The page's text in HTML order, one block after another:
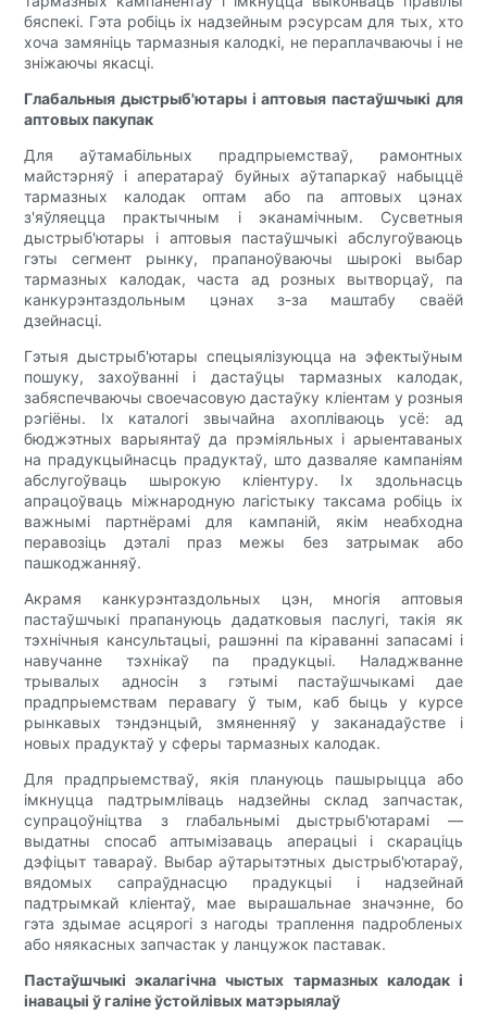
бяспекі. Гэта робіць іх надзейным рэсурсам для тых, хто
хоча замяніць тармазныя калодкі, не пераплачваючы і не
зніжаючы якасці.
Глабальныя дыстрыб'ютары і аптовыя пастаўшчыкі для
аптовых пакупак
Для аўтамабільных прадпрыемстваў, рамонтных
майстэрняў і аператараў буйных аўтапаркаў набыццё
тармазных калодак оптам або па аптовых цэнах
з'яўляецца практычным і эканамічным. Сусветныя
дыстрыб'ютары і аптовыя пастаўшчыкі абслугоўваюць
гэты сегмент рынку, прапаноўваючы шырокі выбар
тармазных калодак, часта ад розных вытворцаў, па
канкурэнтаздольным цэнах з-за маштабу сваёй
дзейнасці.
Гэтыя дыстрыб'ютары спецыялізуюцца на эфектыўным
пошуку, захоўванні і дастаўцы тармазных калодак,
забяспечваючы своечасовую дастаўку кліентам у розныя
рэгіёны. Іх каталогі звычайна ахопліваюць усё: ад
бюджэтных варыянтаў да прэміяльных і арыентаваных
на прадукцыйнасць прадуктаў, што дазваляе кампаніям
абслугоўваць шырокую кліентуру. Іх здольнасць
апрацоўваць міжнародную лагістыку таксама робіць іх
важнымі партнёрамі для кампаній, якім неабходна
перавозіць дэталі праз межы без затрымак або
пашкоджанняў.
Акрамя канкурэнтаздольных цэн, многія аптовыя
пастаўшчыкі прапануюць дадатковыя паслугі, такія як
тэхнічныя кансультацыі, рашэнні па кіраванні запасамі і
навучанне тэхнікаў па прадукцыі. Наладжванне
трывалых адносін з гэтымі пастаўшчыкамі дае
прадпрыемствам перавагу ў тым, каб быць у курсе
рынкавых тэндэнцый, змяненняў у заканадаўстве і
новых прадуктаў у сферы тармазных калодак.
Для прадпрыемстваў, якія плануюць пашырыцца або
імкнуцца падтрымліваць надзейны склад запчастак,
супрацоўніцтва з глабальнымі дыстрыб'ютарамі —
выдатны спосаб аптымізаваць аперацыі і скараціць
дэфіцыт тавараў. Выбар аўтарытэтных дыстрыб'ютараў,
вядомых сапраўднасцю прадукцыі і надзейнай
падтрымкай кліентаў, мае вырашальнае значэнне, бо
гэта здымае асцярогі з нагоды траплення падробленых
або няякасных запчастак у ланцужок паставак.
Пастаўшчыкі экалагічна чыстых тармазных калодак і
інавацыі ў галіне ўстойлівых матэрыялаў